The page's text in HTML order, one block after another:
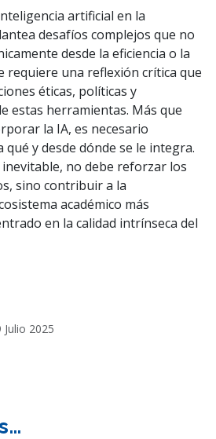
artificial en la
desafíos complejos que no
desde la eficiencia o la
requiere una reflexión crítica que
éticas, políticas y
estas herramientas. Más que
la IA, es necesario
y desde dónde se le integra.
no debe reforzar los
sino contribuir a la
académico más
en la calidad intrínseca del
2025